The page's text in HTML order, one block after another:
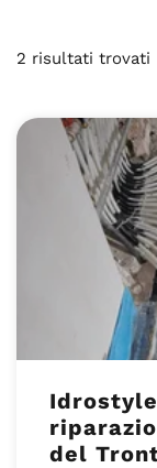
2 risultati trovati
del